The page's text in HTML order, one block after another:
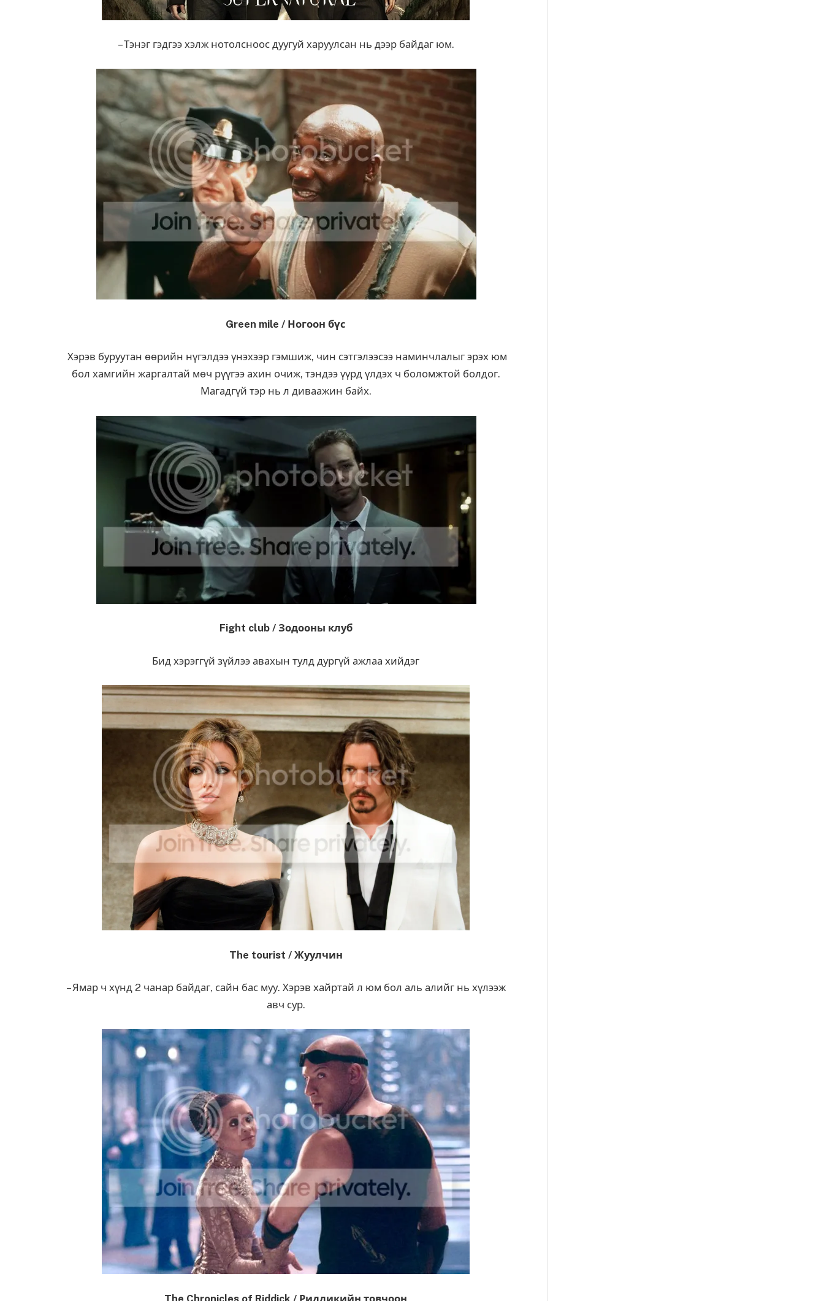
– Тэнэг гэдгээ хэлж нотолсноос дуугуй харуулсан нь дээр байдаг юм.
Green mile / Ногоон бүс
Хэрэв буруутан өөрийн нүгэлдээ үнэхээр гэмшиж, чин сэтгэлээсээ наминчлалыг эрэх юм
бол хамгийн жаргалтай мөч рүүгээ ахин очиж, тэндээ үүрд үлдэх ч боломжтой болдог.
Магадгүй тэр нь л диваажин байх.
Fight club / Зодооны клуб
Бид хэрэггүй зүйлээ авахын тулд дургүй ажлаа хийдэг
The tourist / Жуулчин
– Ямар ч хүнд 2 чанар байдаг, сайн бас муу. Хэрэв хайртай л юм бол аль алийг нь хүлээж
авч сур.
The Chronicles of Riddick / Риддикийн товчоон